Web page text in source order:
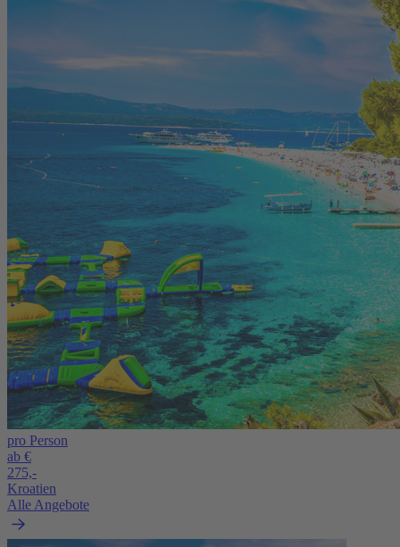
pro Person
ab €
275,-
Kroatien
Alle Angebote